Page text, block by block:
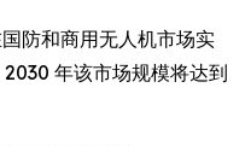
防和商用无人机市场实
年该市场规模将达到